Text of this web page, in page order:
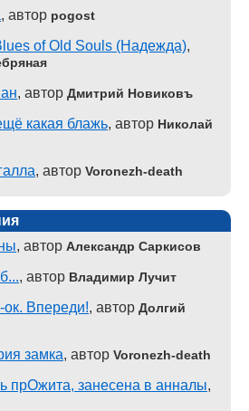
, автор pogost
of Old Souls (Надежда),
, автор Дмитрий Новиковъ
какая блажь, автор Николай
, автор Voronezh-death
, автор Александр Саркисов
, автор Владимир Лучит
Впереди!, автор Долгий
замка, автор Voronezh-death
прОжита, занесена в анналы,